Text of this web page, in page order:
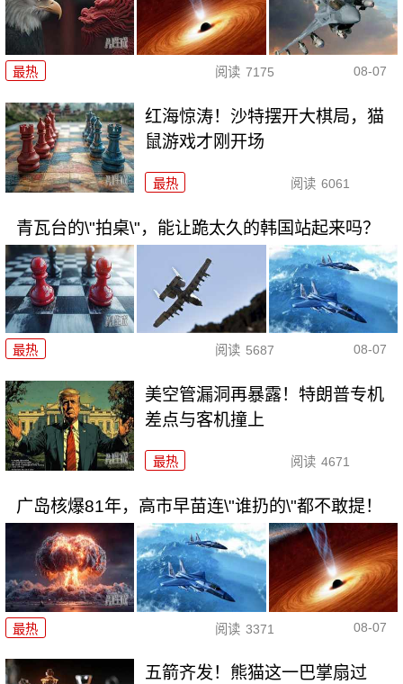
最热 阅读 7175 08-07
红海惊涛！沙特摆开大棋局，猫
鼠游戏才刚开场
最热 阅读 6061
青瓦台的\"拍桌\"，能让跪太久的韩国站起来吗？
最热 阅读 5687 08-07
美空管漏洞再暴露！特朗普专机
差点与客机撞上
最热 阅读 4671
广岛核爆81年，高市早苗连\"谁扔的\"都不敢提！
最热 阅读 3371 08-07
五箭齐发！熊猫这一巴掌扇过